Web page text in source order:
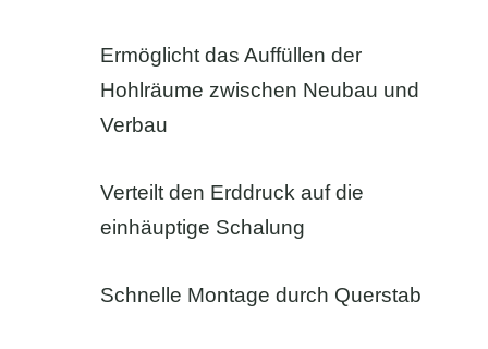
Ermöglicht das Auffüllen der
Hohlräume zwischen Neubau und
Verbau
Verteilt den Erddruck auf die
einhäuptige Schalung
Schnelle Montage durch Querstab